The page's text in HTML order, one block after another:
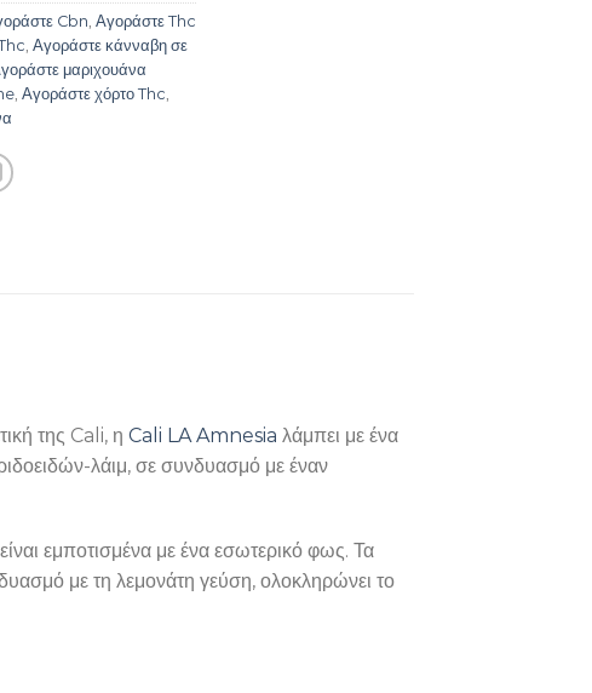
Cbn, Αγοράστε Thc
, Αγοράστε κάνναβη σε
μαριχουάνα
, Αγοράστε χόρτο Thc,
της Cali, η Cali LA Amnesia λάμπει με ένα
λάιμ, σε συνδυασμό με έναν
εμποτισμένα με ένα εσωτερικό φως. Τα
με τη λεμονάτη γεύση, ολοκληρώνει το